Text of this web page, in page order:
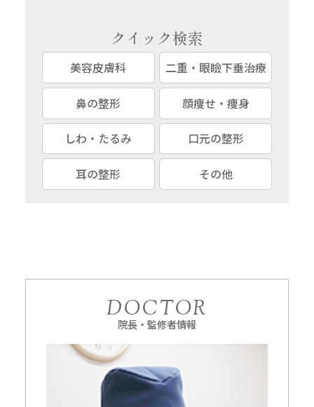
クイック検索
美容皮膚科 二重・眼瞼下垂治療
鼻の整形 顔痩せ・痩身
しわ・たるみ 口元の整形
耳の整形 その他
DOCTOR
院長・監修者情報